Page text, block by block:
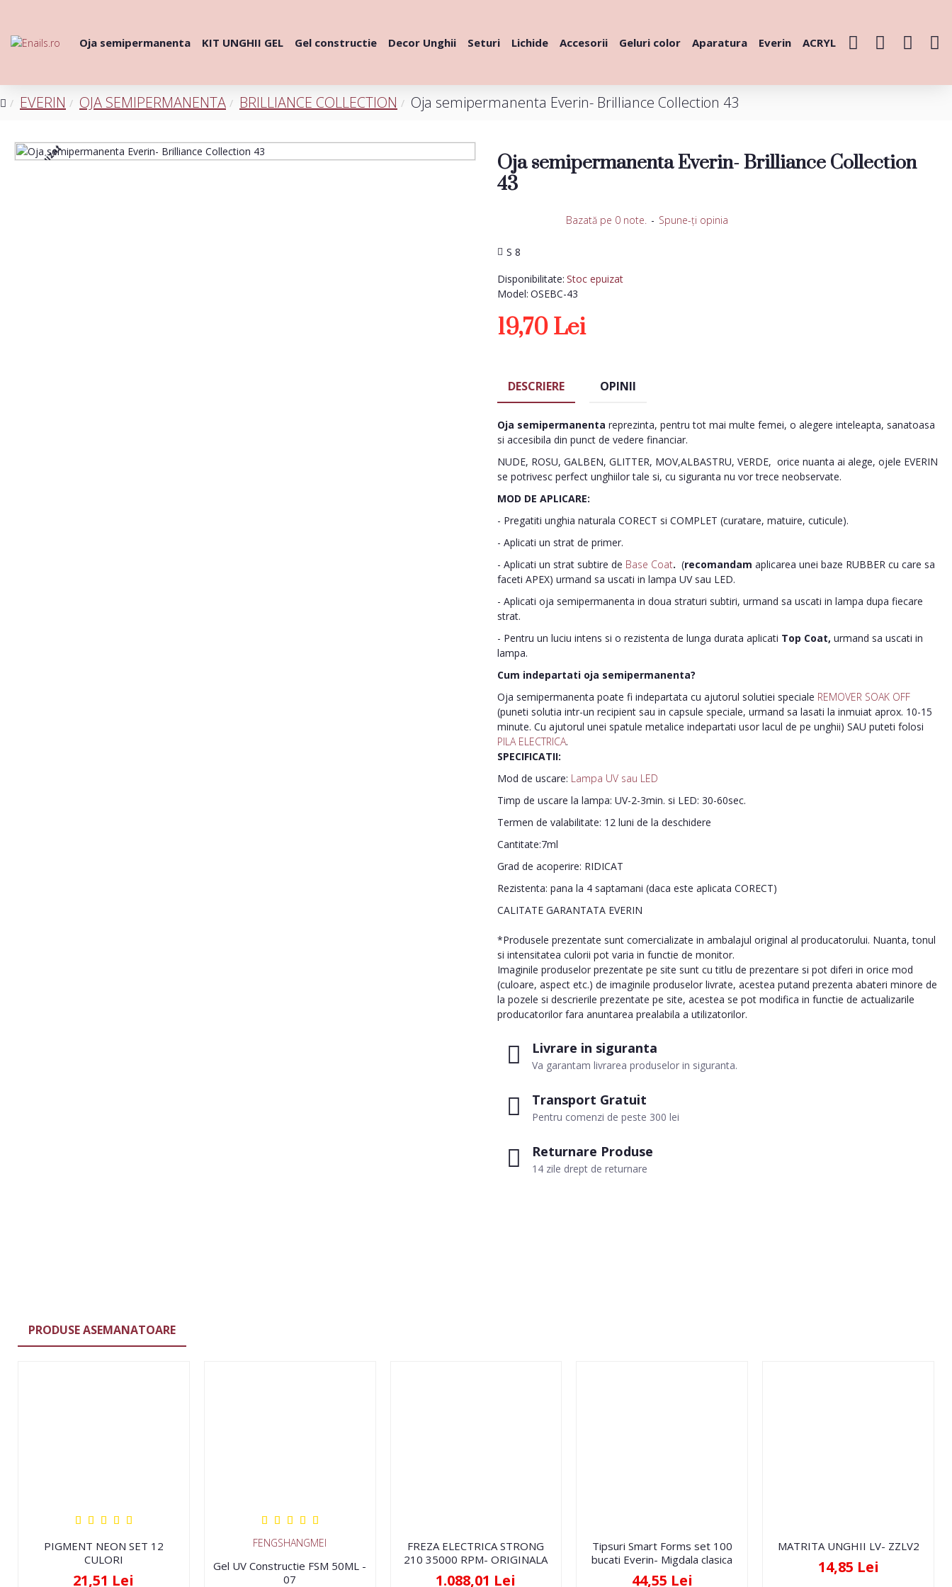
Oja semipermanenta KIT UNGHII GEL Gel constructie Decor Unghii Seturi Lichide Accesorii Geluri color Aparatura Everin ACRYL
EVERIN OJA SEMIPERMANENTA BRILLIANCE COLLECTION Oja semipermanenta Everin- Brilliance Collection 43
Stoc epuizat
Oja semipermanenta Everin- Brilliance Collection
43
Disponibilitate: Stoc epuizat
Model: OSEBC-43
S 8
Bazată pe 0 note. - Spune-ţi opinia
19,70 Lei
Livrare in siguranta
Va garantam livrarea produselor in siguranta.
Transport Gratuit
Pentru comenzi de peste 300 lei
Returnare Produse
14 zile drept de returnare
DESCRIERE OPINII
Oja semipermanenta reprezinta, pentru tot mai multe femei, o alegere inteleapta, sanatoasa
si accesibila din punct de vedere financiar.
NUDE, ROSU, GALBEN, GLITTER, MOV,ALBASTRU, VERDE, orice nuanta ai alege, ojele EVERIN
se potrivesc perfect unghiilor tale si, cu siguranta nu vor trece neobservate.
MOD DE APLICARE:
- Pregatiti unghia naturala CORECT si COMPLET (curatare, matuire, cuticule).
- Aplicati un strat de primer.
- Aplicati un strat subtire de Base Coat. (recomandam aplicarea unei baze RUBBER cu care sa
faceti APEX) urmand sa uscati in lampa UV sau LED.
- Aplicati oja semipermanenta in doua straturi subtiri, urmand sa uscati in lampa dupa fiecare
strat.
- Pentru un luciu intens si o rezistenta de lunga durata aplicati Top Coat, urmand sa uscati in
lampa.
Cum indepartati oja semipermanenta?
Oja semipermanenta poate fi indepartata cu ajutorul solutiei speciale REMOVER SOAK OFF
(puneti solutia intr-un recipient sau in capsule speciale, urmand sa lasati la inmuiat aprox. 10-15
minute. Cu ajutorul unei spatule metalice indepartati usor lacul de pe unghii) SAU puteti folosi
PILA ELECTRICA.
SPECIFICATII:
Mod de uscare: Lampa UV sau LED
Timp de uscare la lampa: UV-2-3min. si LED: 30-60sec.
Termen de valabilitate: 12 luni de la deschidere
Cantitate:7ml
Grad de acoperire: RIDICAT
Rezistenta: pana la 4 saptamani (daca este aplicata CORECT)
CALITATE GARANTATA EVERIN
*Produsele prezentate sunt comercializate in ambalajul original al producatorului. Nuanta, tonul
si intensitatea culorii pot varia in functie de monitor.
Imaginile produselor prezentate pe site sunt cu titlu de prezentare si pot diferi in orice mod
(culoare, aspect etc.) de imaginile produselor livrate, acestea putand prezenta abateri minore de
la pozele si descrierile prezentate pe site, acestea se pot modifica in functie de actualizarile
producatorilor fara anuntarea prealabila a utilizatorilor.
PRODUSE ASEMANATOARE
PIGMENT NEON SET 12
CULORI
21,51 Lei
FENGSHANGMEI
Gel UV Constructie FSM 50ML -
07
FREZA ELECTRICA STRONG
210 35000 RPM- ORIGINALA
1.088,01 Lei
Tipsuri Smart Forms set 100
bucati Everin- Migdala clasica
44,55 Lei
MATRITA UNGHII LV- ZZLV2
14,85 Lei